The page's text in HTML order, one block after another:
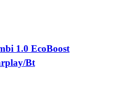
1.0 EcoBoost
Bt